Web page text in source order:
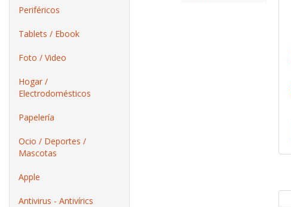
Periféricos
Tablets / Ebook
Foto / Video
Hogar /
Electrodomésticos
Papelería
Ocio / Deportes /
Mascotas
Apple
Antivirus - Antivírics